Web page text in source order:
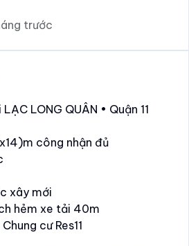
trước
LONG QUÂN • Quận 11
công nhận đủ
xây mới
hẻm xe tải 40m
cư Res11